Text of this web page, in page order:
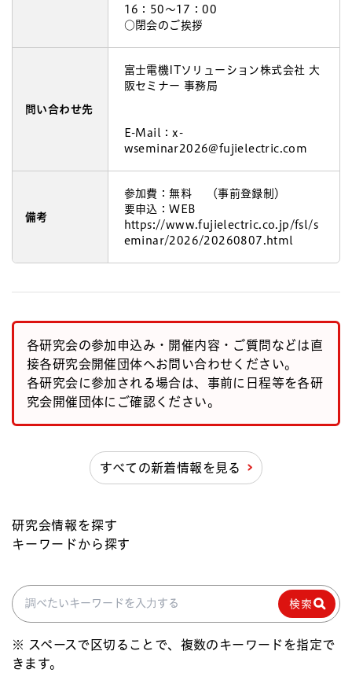
16：50～17：00
○閉会のご挨拶
問い合わせ先
富士電機ITソリューション株式会社 大
阪セミナー 事務局
E-Mail：x-
wseminar2026@fujielectric.com
備考
参加費：無料 （事前登録制）
要申込：WEB
https://www.fujielectric.co.jp/fsl/s
eminar/2026/20260807.html
各研究会の参加申込み・開催内容・ご質問などは直
接各研究会開催団体へお問い合わせください。
各研究会に参加される場合は、事前に日程等を各研
究会開催団体にご確認ください。
すべての新着情報を見る
研究会情報を探す
キーワードから探す
検索
検索
※ スペースで区切ることで、複数のキーワードを指定で
きます。